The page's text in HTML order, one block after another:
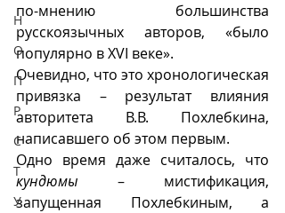
Н
О
П
Р
С
Т
У
по-мнению большинства
русскоязычных авторов, «было
популярно в XVI веке».
Очевидно, что это хронологическая
привязка – результат влияния
авторитета В.В. Похлебкина,
написавшего об этом первым.
кундюмы – мистификация,